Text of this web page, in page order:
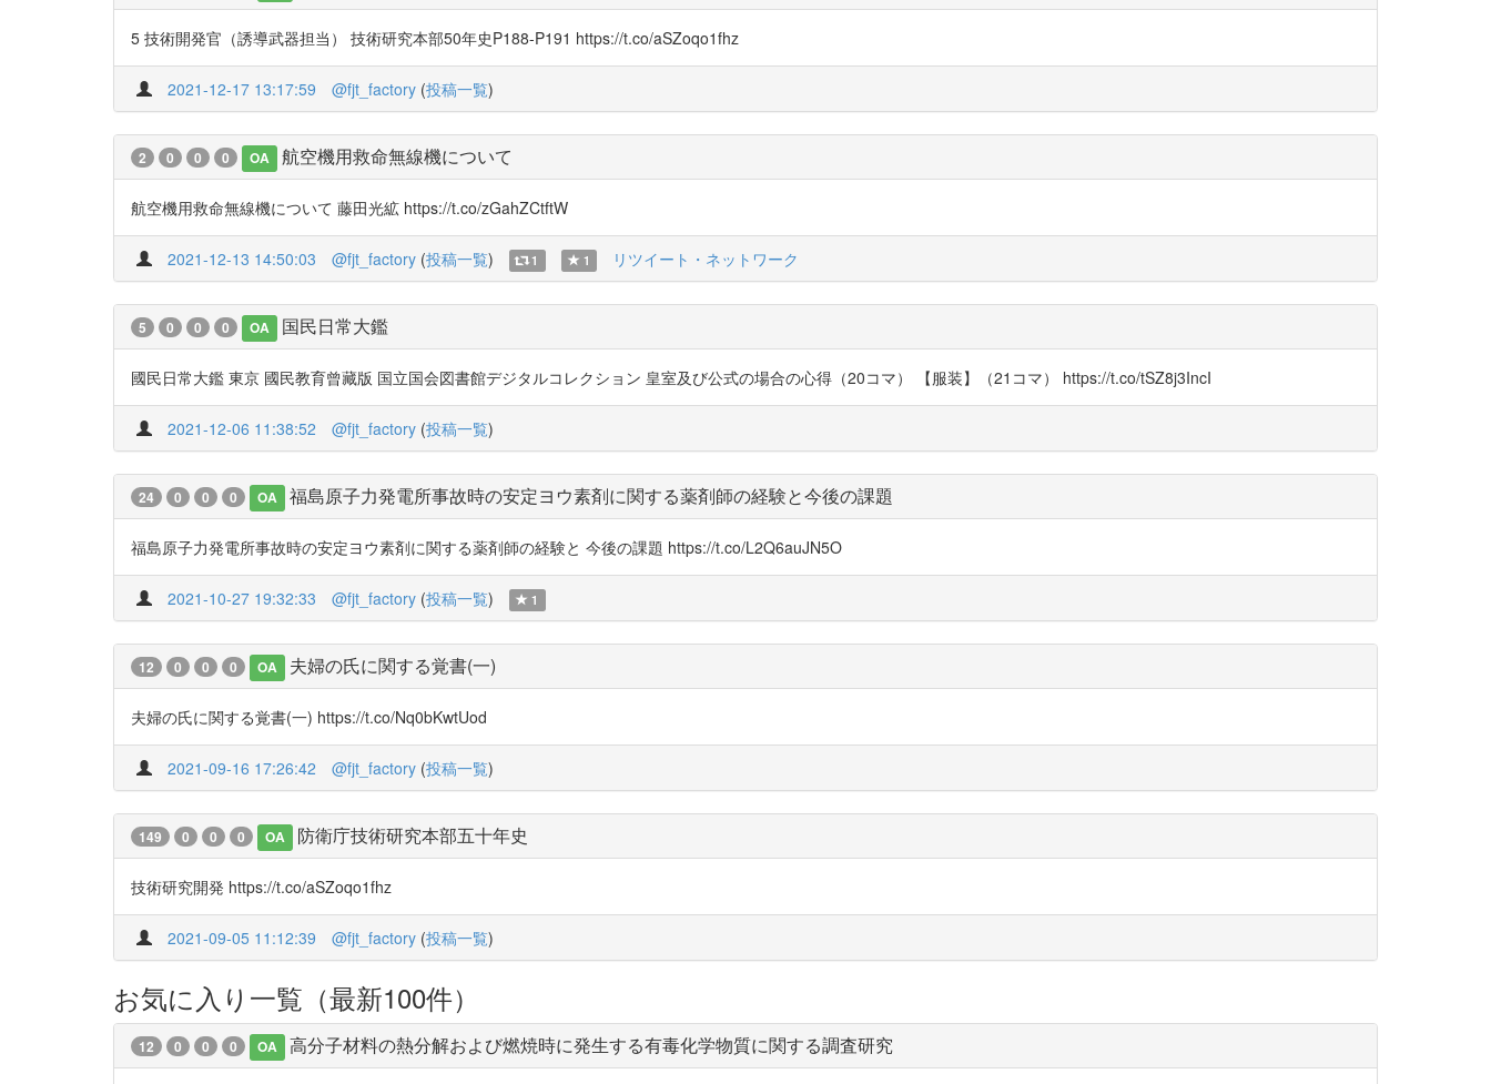
5 技術開発官（誘導武器担当） 技術研究本部50年史P188-P191 https://t.co/aSZoqo1fhz
2021-12-17 13:17:59 @fjt_factory (投稿一覧)
2 0 0 0 OA 航空機用救命無線機について
航空機用救命無線機について 藤田光絋 https://t.co/zGahZCtftW
2021-12-13 14:50:03 @fjt_factory (投稿一覧) 1 1 リツイート・ネットワーク
5 0 0 0 OA 国民日常大鑑
國民日常大鑑 東京 國民教育曾藏版 国立国会図書館デジタルコレクション 皇室及び公式の場合の心得（20コマ） 【服装】（21コマ） https://t.co/tSZ8j3IncI
2021-12-06 11:38:52 @fjt_factory (投稿一覧)
24 0 0 0 OA 福島原子力発電所事故時の安定ヨウ素剤に関する薬剤師の経験と今後の課題
福島原子力発電所事故時の安定ヨウ素剤に関する薬剤師の経験と 今後の課題 https://t.co/L2Q6auJN5O
2021-10-27 19:32:33 @fjt_factory (投稿一覧) 1
12 0 0 0 OA 夫婦の氏に関する覚書(一)
夫婦の氏に関する覚書(一) https://t.co/Nq0bKwtUod
2021-09-16 17:26:42 @fjt_factory (投稿一覧)
149 0 0 0 OA 防衛庁技術研究本部五十年史
技術研究開発 https://t.co/aSZoqo1fhz
2021-09-05 11:12:39 @fjt_factory (投稿一覧)
お気に入り一覧（最新100件）
12 0 0 0 OA 高分子材料の熱分解および燃焼時に発生する有毒化学物質に関する調査研究